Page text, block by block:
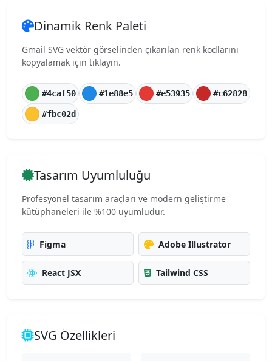
Dinamik Renk Paleti
Gmail SVG vektör görselinden çıkarılan renk kodlarını
kopyalamak için tıklayın.
#4caf50 #1e88e5 #e53935 #c62828
#fbc02d
Tasarım Uyumluluğu
Profesyonel tasarım araçları ve modern geliştirme
kütüphaneleri ile %100 uyumludur.
Figma Adobe Illustrator
React JSX Tailwind CSS
SVG Özellikleri